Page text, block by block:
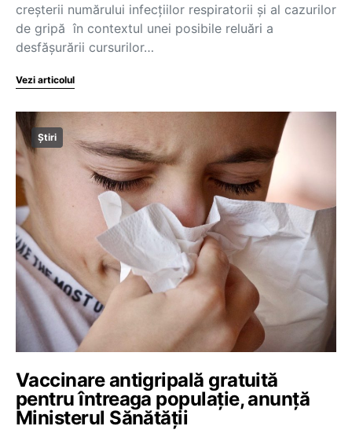
creșterii numărului infecțiilor respiratorii și al cazurilor
de gripă în contextul unei posibile reluări a
desfășurării cursurilor…
Vezi articolul
Știri
Vaccinare antigripală gratuită
pentru întreaga populație, anunță
Ministerul Sănătății